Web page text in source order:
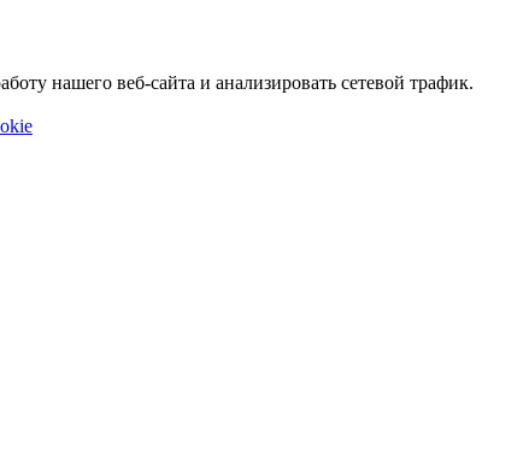
нашего веб-сайта и анализировать сетевой трафик.